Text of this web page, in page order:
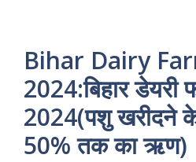
Bihar Dairy
2024:बिहार डेयरी
2024(पशु खरीदने
50% तक का ऋण)